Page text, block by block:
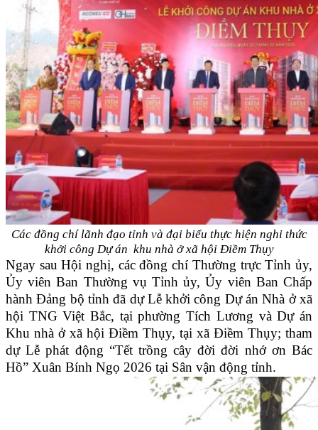
Các đồng chí lãnh đạo tỉnh và đại biểu thực hiện nghi thức
khởi công Dự án khu nhà ở xã hội Điềm Thụy
Ngay sau Hội nghị, các đồng chí Thường trực Tỉnh ủy,
Ủy viên Ban Thường vụ Tỉnh ủy, Ủy viên Ban Chấp
hành Đảng bộ tỉnh đã dự Lễ khởi công Dự án Nhà ở xã
hội TNG Việt Bắc, tại phường Tích Lương và Dự án
Khu nhà ở xã hội Điềm Thụy, tại xã Điềm Thụy; tham
dự Lễ phát động “Tết trồng cây đời đời nhớ ơn Bác
Hồ” Xuân Bính Ngọ 2026 tại Sân vận động tỉnh.